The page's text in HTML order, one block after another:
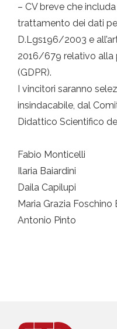
– CV breve che
trattamento dei dati
D.Lgs196/2003 e
2016/679 relativo alla
(GDPR).
I vincitori saranno
insindacabile, dal
Didattico Scientifico
Fabio Monticelli
Ilaria Baiardini
Daila Capilupi
Maria Grazia Foschino
Antonio Pinto